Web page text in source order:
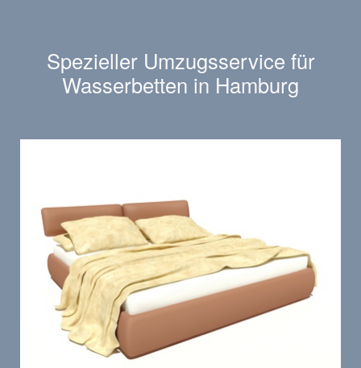
Spezieller Umzugsservice für
Wasserbetten in Hamburg